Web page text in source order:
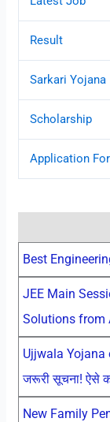
Result
Sarkari Yojana
Scholarship
Application
Best
JEE Main
Solutions from
Ujjwala Yojana
जरूरी सूचना! ऐसे
New Family